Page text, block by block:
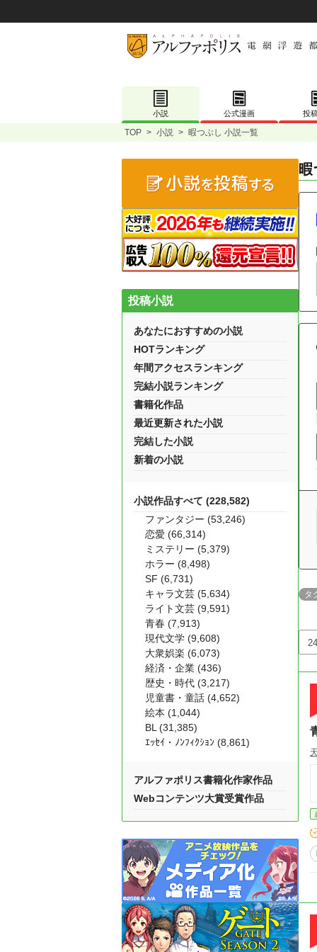
小説 公式漫画 投
TOP > 小説 > 暇つぶし 小説一覧
タ
投稿小説
あなたにおすすめの小説
HOTランキング
年間アクセスランキング
完結小説ランキング
書籍化作品
最近更新された小説
完結した小説
新着の小説
小説作品すべて (228,582)
ファンタジー (53,246)
恋愛 (66,314)
ミステリー (5,379)
ホラー (8,498)
SF (6,731)
キャラ文芸 (5,634)
ライト文芸 (9,591)
青春 (7,913)
現代文学 (9,608)
大衆娯楽 (6,073)
経済・企業 (436)
歴史・時代 (3,217)
児童書・童話 (4,652)
絵本 (1,044)
BL (31,385)
ｴｯｾｲ・ﾉﾝﾌｨｸｼｮﾝ (8,861)
アルファポリス書籍化作家作品
Webコンテンツ大賞受賞作品